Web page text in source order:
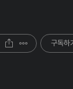
구독하